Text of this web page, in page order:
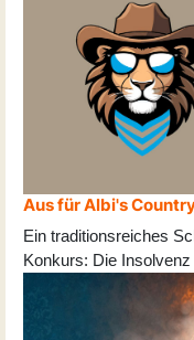
Aus für Albi's
Ein traditionsreiches
Konkurs: Die Insolvenz